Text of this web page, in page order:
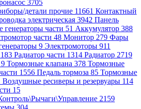
3705
детали прочие 11661 Контактный
электрическая 3942 Панель
генераторы части 51 Аккумулятор 388
части 48 Монитор 279 Фары
9 Электромоторы 911
Радиатор части 1314 Радиатор 2719
Тормозные клапана 378 Тормозные
1556 Педаль тормоза 85 Тормозные
Воздушные ресиверы и резервуары 114
15
2159